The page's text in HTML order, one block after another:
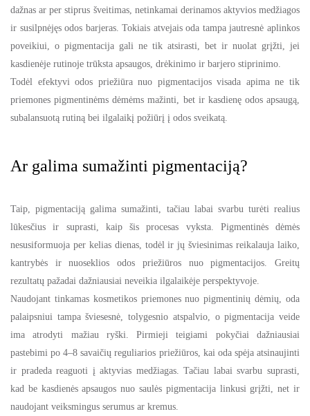
dažnas ar per stiprus šveitimas, netinkamai derinamos aktyvios medžiagos
ir susilpnėjęs odos barjeras. Tokiais atvejais oda tampa jautresnė aplinkos
poveikiui, o pigmentacija gali ne tik atsirasti, bet ir nuolat grįžti, jei
kasdienėje rutinoje trūksta apsaugos, drėkinimo ir barjero stiprinimo.
Todėl efektyvi odos priežiūra nuo pigmentacijos visada apima ne tik
priemones pigmentinėms dėmėms mažinti, bet ir kasdienę odos apsaugą,
subalansuotą rutiną bei ilgalaikį požiūrį į odos sveikatą.
Ar galima sumažinti pigmentaciją?
Taip, pigmentaciją galima sumažinti, tačiau labai svarbu turėti realius
lūkesčius ir suprasti, kaip šis procesas vyksta. Pigmentinės dėmės
nesusiformuoja per kelias dienas, todėl ir jų šviesinimas reikalauja laiko,
kantrybės ir nuoseklios odos priežiūros nuo pigmentacijos. Greitų
rezultatų pažadai dažniausiai neveikia ilgalaikėje perspektyvoje.
Naudojant tinkamas kosmetikos priemones nuo pigmentinių dėmių, oda
palaipsniui tampa šviesesnė, tolygesnio atspalvio, o pigmentacija veide
ima atrodyti mažiau ryški. Pirmieji teigiami pokyčiai dažniausiai
pastebimi po 4–8 savaičių reguliarios priežiūros, kai oda spėja atsinaujinti
ir pradeda reaguoti į aktyvias medžiagas. Tačiau labai svarbu suprasti,
kad be kasdienės apsaugos nuo saulės pigmentacija linkusi grįžti, net ir
naudojant veiksmingus serumus ar kremus.